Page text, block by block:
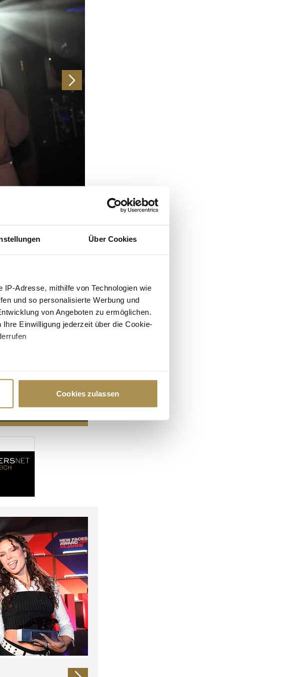
Über Cookies
Adresse, mithilfe von Technologien wie
und so personalisierte Werbung und
von Angeboten zu ermöglichen.
Einwilligung jederzeit über die Cookie-
legen Sie Ihre Präferenzen im
für soziale Medien anbieten zu können
Partner führen diese Informationen
oder die sie im Rahmen Ihrer Nutzung
Cookies zulassen